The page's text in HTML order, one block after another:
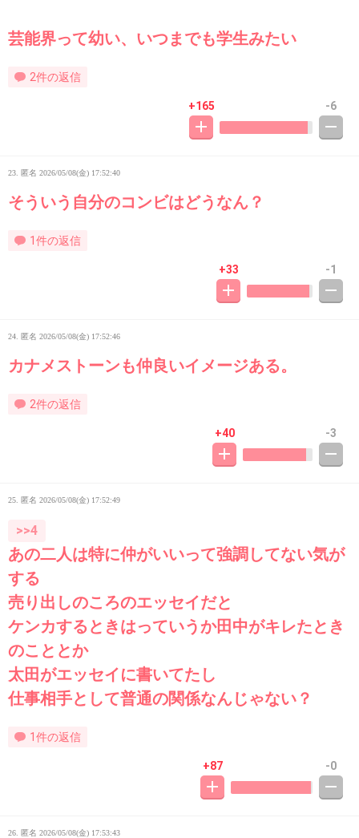
芸能界って幼い、いつまでも学生みたい
2件の返信
+165 -6
23. 匿名 2026/05/08(金) 17:52:40
そういう自分のコンビはどうなん？
1件の返信
+33 -1
24. 匿名 2026/05/08(金) 17:52:46
カナメストーンも仲良いイメージある。
2件の返信
+40 -3
25. 匿名 2026/05/08(金) 17:52:49
>>4
あの二人は特に仲がいいって強調してない気が
する
売り出しのころのエッセイだと
ケンカするときはっていうか田中がキレたとき
のこととか
太田がエッセイに書いてたし
仕事相手として普通の関係なんじゃない？
1件の返信
+87 -0
26. 匿名 2026/05/08(金) 17:53:43